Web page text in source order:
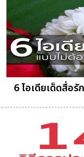
6 ไอเดียเด็ดสื่อ